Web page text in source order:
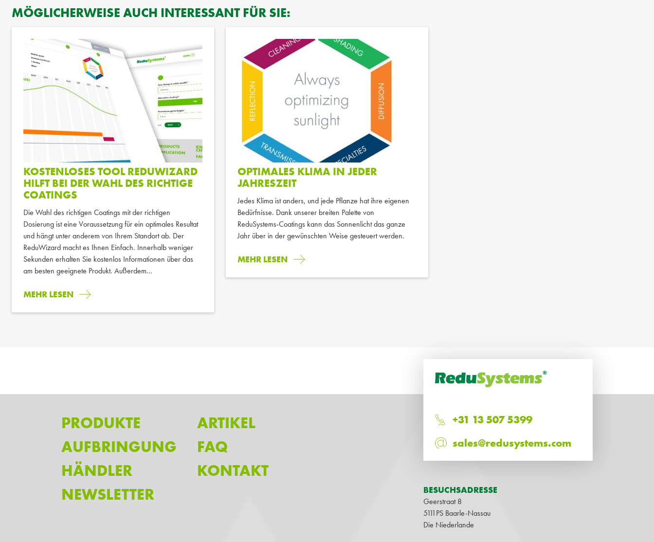
MÖGLICHERWEISE AUCH INTERESSANT FÜR SIE:
KOSTENLOSES TOOL REDUWIZARD
HILFT BEI DER WAHL DES RICHTIGE
COATINGS
Die Wahl des richtigen Coatings mit der richtigen
Dosierung ist eine Voraussetzung für ein optimales Resultat
und hängt unter anderem von Ihrem Standort ab. Der
ReduWizard macht es Ihnen Einfach. Innerhalb weniger
Sekunden erhalten Sie kostenlos Informationen über das
am besten geeignete Produkt. Außerdem...
MEHR LESEN
OPTIMALES KLIMA IN JEDER
JAHRESZEIT
Jedes Klima ist anders, und jede Pflanze hat ihre eigenen
Bedürfnisse. Dank unserer breiten Palette von
ReduSystems-Coatings kann das Sonnenlicht das ganze
Jahr über in der gewünschten Weise gesteuert werden.
MEHR LESEN
+31 13 507 5399
sales@redusystems.com
BESUCHSADRESSE
Geerstraat 8
5111PS Baarle-Nassau
Die Niederlande
PRODUKTE
AUFBRINGUNG
HÄNDLER
NEWSLETTER
ARTIKEL
FAQ
KONTAKT